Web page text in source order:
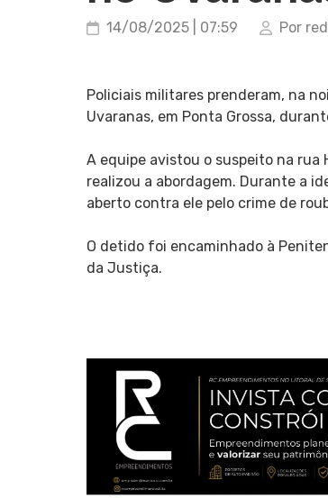
14/08/2025 | 07:59 Por
Policiais militares prenderam, na
Uvaranas, em Ponta Grossa,
A equipe avistou o suspeito na rua
realizou a abordagem. Durante a
aberto contra ele pelo crime de
O detido foi encaminhado à
da Justiça.